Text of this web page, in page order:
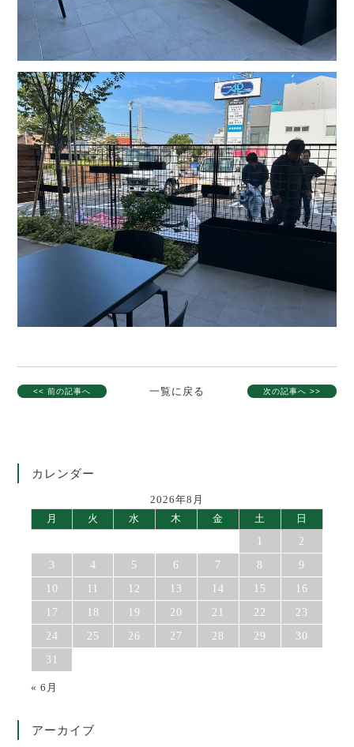
<< 前の記事へ 一覧に戻る 次の記事へ >>
カレンダー
2026年8月
月
火 水 木 金 土
日
1
2
3
4 5 6 7 8
9
10
11 12 13 14 15
16
17
18 19 20 21 22
23
24
25 26 27 28 29
30
31
« 6月
アーカイブ